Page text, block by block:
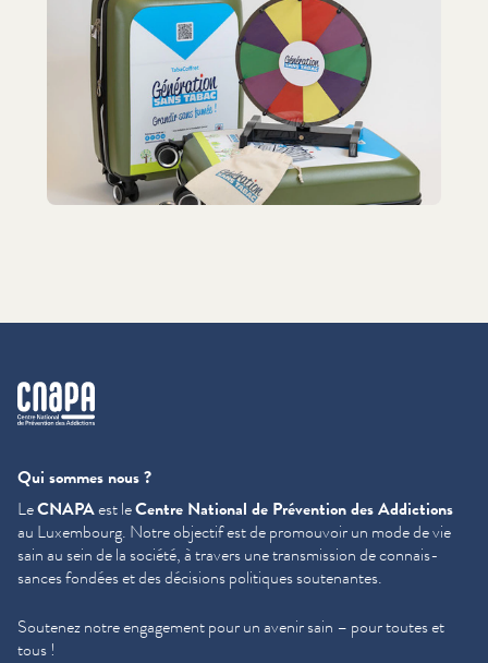
cnapa
Qui sommes nous ?
LeCNAPAest leCentre National de Prévention des Addictions
au Luxembourg. Notre objectif est de promouvoir un mode de vie
sain au sein de la société, à travers une trans­mis­sion de con­nais­
sances fondées et des décisions politiques soutenantes.
Soutenez notre engagement pour un avenir sain – pour toutes et
tous !